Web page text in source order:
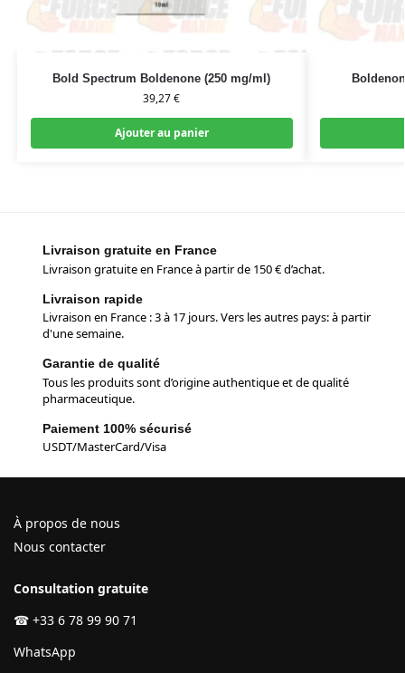
Bold Spectrum Boldenone (250 mg/ml)
39,27€
Ajouter au panier
Livraison gratuite en France
Livraison gratuite en France à partir de 150 € d’achat.
Livraison rapide
Livraison en France : 3 à 17 jours. Vers les autres pays: à partir
d'une semaine.
Garantie de qualité
Tous les produits sont d’origine authentique et de qualité
pharmaceutique.
Paiement 100% sécurisé
USDT/MasterCard/Visa
À propos de nous
Nous contacter
Consultation gratuite
☎ +33 6 78 99 90 71
WhatsApp